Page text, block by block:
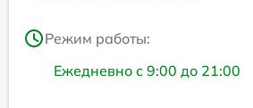
Режим работы:
Ежедневно с 9:00 до 21:00